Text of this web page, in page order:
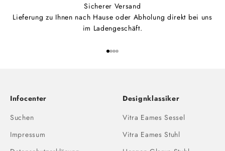
Sicherer Versand
Lieferung zu Ihnen nach Hause oder Abholung direkt bei uns
im Ladengeschäft.
Gehe zu Element 1
Gehe zu Element 2
Gehe zu Element 3
Gehe zu Element 4
Infocenter
Suchen
Impressum
Designklassiker
Vitra Eames Sessel
Vitra Eames Stuhl